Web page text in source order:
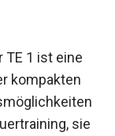
TE 1 ist eine
kompakten
sie